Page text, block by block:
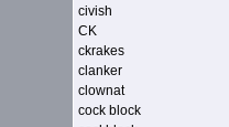
civish
CK
ckrakes
clanker
clownat
cock block